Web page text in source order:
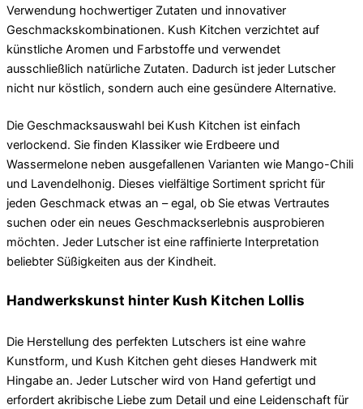
Verwendung hochwertiger Zutaten und innovativer
Geschmackskombinationen. Kush Kitchen verzichtet auf
künstliche Aromen und Farbstoffe und verwendet
ausschließlich natürliche Zutaten. Dadurch ist jeder Lutscher
nicht nur köstlich, sondern auch eine gesündere Alternative.
Die Geschmacksauswahl bei Kush Kitchen ist einfach
verlockend. Sie finden Klassiker wie Erdbeere und
Wassermelone neben ausgefallenen Varianten wie Mango-Chili
und Lavendelhonig. Dieses vielfältige Sortiment spricht für
jeden Geschmack etwas an – egal, ob Sie etwas Vertrautes
suchen oder ein neues Geschmackserlebnis ausprobieren
möchten. Jeder Lutscher ist eine raffinierte Interpretation
beliebter Süßigkeiten aus der Kindheit.
Handwerkskunst hinter Kush Kitchen Lollis
Die Herstellung des perfekten Lutschers ist eine wahre
Kunstform, und Kush Kitchen geht dieses Handwerk mit
Hingabe an. Jeder Lutscher wird von Hand gefertigt und
erfordert akribische Liebe zum Detail und eine Leidenschaft für